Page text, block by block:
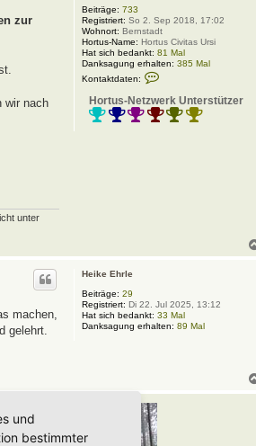
Beiträge: 733
Registriert: So 2. Sep 2018, 17:02
Wohnort: Bernstadt
Hortus-Name: Hortus Civitas Ursi
Hat sich bedankt: 81 Mal
Danksagung erhalten: 385 Mal
Kontaktdaten:
t
a
l
e
l
t
Hortus-Netzwerk Unterstützer
zur
wir nach
unter
Heike Ehrle
Beiträge: 29
Registriert: Di 22. Jul 2025, 13:12
Hat sich bedankt: 33 Mal
Danksagung erhalten: 89 Mal
machen,
gelehrt.
und
bestimmter